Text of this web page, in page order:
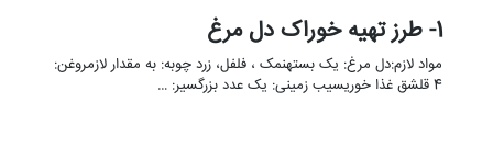
1- طرز تهیه خوراک دل مرغ
مواد لازم:دل مرغ: یک بستهنمک ، فلفل، زرد چوبه: به مقدار لازمروغن:
4 قلشق غذا خوریسیب زمینی: یک عدد بزرگسیر: …